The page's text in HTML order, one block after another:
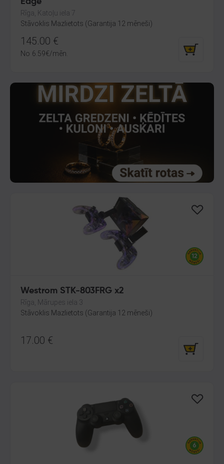
Rīga, Katoļu iela 7
Stāvoklis Mazlietots (Garantija 12 mēneši)
145.00 €
No 6.59€/mēn.
Westrom STK-803FRG x2
Rīga, Mārupes iela 3
Stāvoklis Mazlietots (Garantija 12 mēneši)
17.00 €